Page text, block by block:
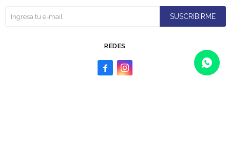
REDES
 
SUSCRIBIRME